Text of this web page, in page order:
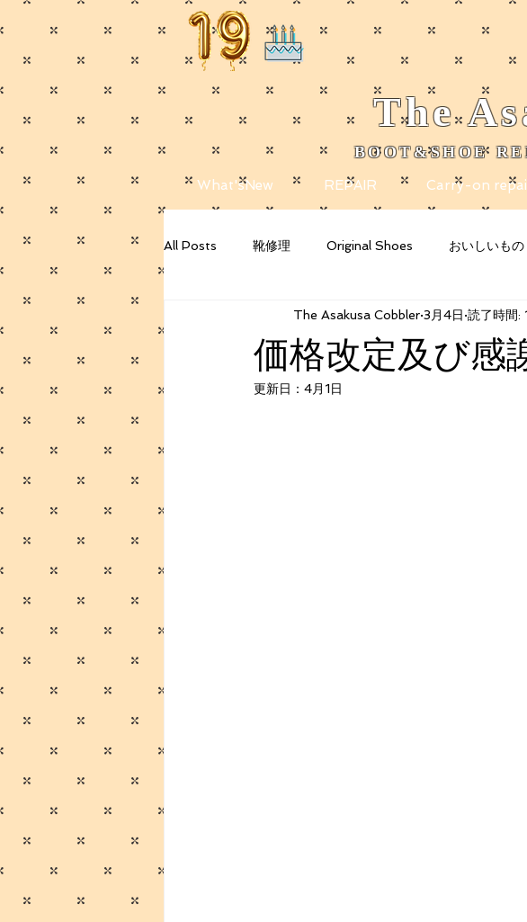
The
​BOOT&SHOE
What'sNew REPAIR Carry-on
All Posts 靴修理 Original Shoes おいしいもの
Your Community Blogging
価格改定及び感
The Asakusa Cobbler 3月4日 読了時間:
更新日： 4月1日